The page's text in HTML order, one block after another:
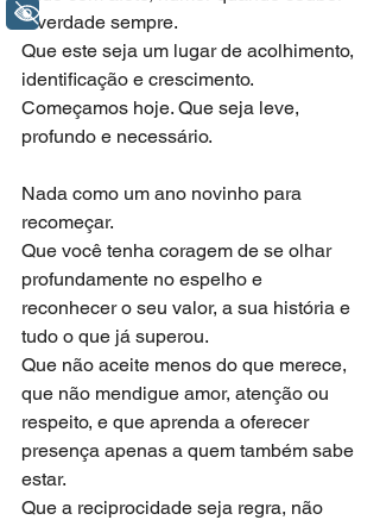
e verdade sempre.
Que este seja um lugar de acolhimento,
identificação e crescimento.
Começamos hoje. Que seja leve,
profundo e necessário.
Nada como um ano novinho para
recomeçar.
Que você tenha coragem de se olhar
profundamente no espelho e
reconhecer o seu valor, a sua história e
tudo o que já superou.
Que não aceite menos do que merece,
que não mendigue amor, atenção ou
respeito, e que aprenda a oferecer
presença apenas a quem também sabe
estar.
Que a reciprocidade seja regra, não
+ Acessibilidade